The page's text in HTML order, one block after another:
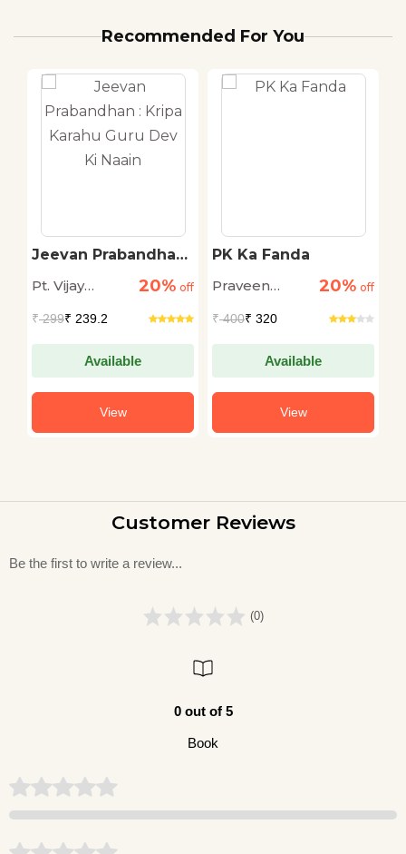
Recommended For You
Jeevan Prabandhan :
Dev Ki Naain
Pt. Vijay
20% off
₹299₹ 239.2
Available
View
PK Ka Fanda
Praveen
20% off
₹400₹ 320
Available
View
Customer Reviews
Be the first to write a review...
(0)
0 out of 5
Book